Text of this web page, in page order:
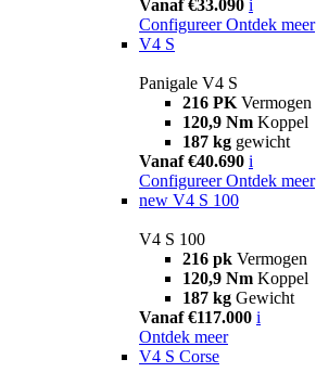
Vanaf €33.090 i
Configureer Ontdek meer
V4 S
Panigale V4 S
216 PK Vermogen
120,9 Nm Koppel
187 kg gewicht
Vanaf €40.690 i
Configureer Ontdek meer
new V4 S 100
V4 S 100
216 pk Vermogen
120,9 Nm Koppel
187 kg Gewicht
Vanaf €117.000 i
Ontdek meer
V4 S Corse